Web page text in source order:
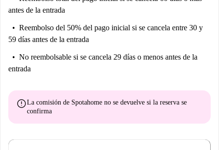
antes de la entrada
Reembolso del 50% del pago inicial si se cancela entre 30 y
59 días antes de la entrada
No reembolsable si se cancela 29 días o menos antes de la
entrada
errorLa comisión de Spotahome no se devuelve si la reserva se
confirma